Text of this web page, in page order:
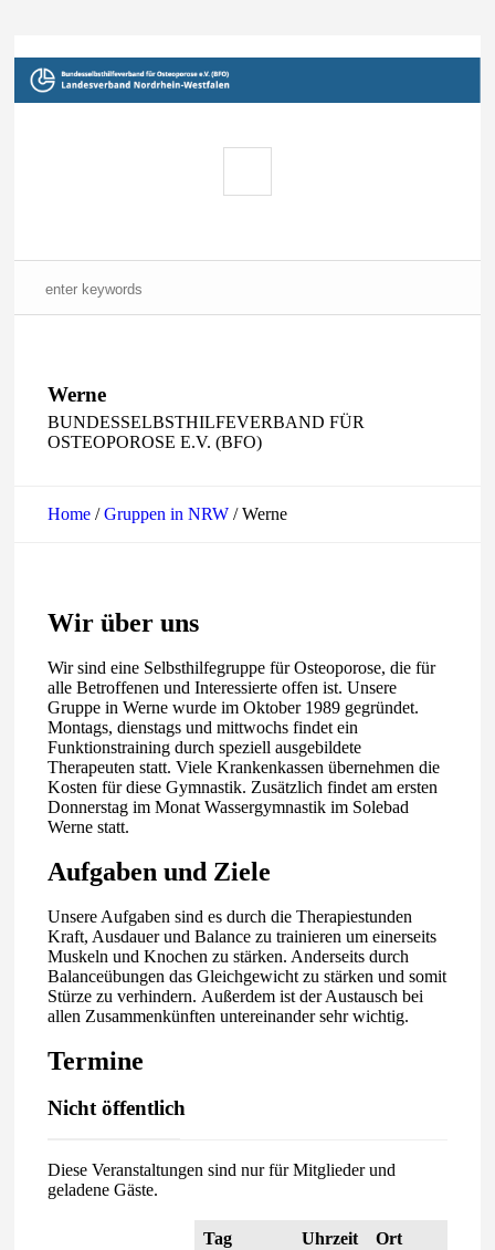
Werne
BUNDESSELBSTHILFEVERBAND FÜR
OSTEOPOROSE E.V. (BFO)
Home /Gruppen in NRW /Werne
Wir über uns
Wir sind eine Selbsthilfegruppe für Osteoporose, die für
alle Betroffenen und Interessierte offen ist. Unsere
Gruppe in Werne wurde im Oktober 1989 gegründet.
Montags, dienstags und mittwochs findet ein
Funktionstraining durch speziell ausgebildete
Therapeuten statt. Viele Krankenkassen übernehmen die
Kosten für diese Gymnastik. Zusätzlich findet am ersten
Donnerstag im Monat Wassergymnastik im Solebad
Werne statt.
Aufgaben und Ziele
Unsere Aufgaben sind es durch die Therapiestunden
Kraft, Ausdauer und Balance zu trainieren um einerseits
Muskeln und Knochen zu stärken. Anderseits durch
Balanceübungen das Gleichgewicht zu stärken und somit
Stürze zu verhindern. Außerdem ist der Austausch bei
allen Zusammenkünften untereinander sehr wichtig.
Termine
Nicht öffentlich
Diese Veranstaltungen sind nur für Mitglieder und
geladene Gäste.
Tag Uhrzeit
Ort